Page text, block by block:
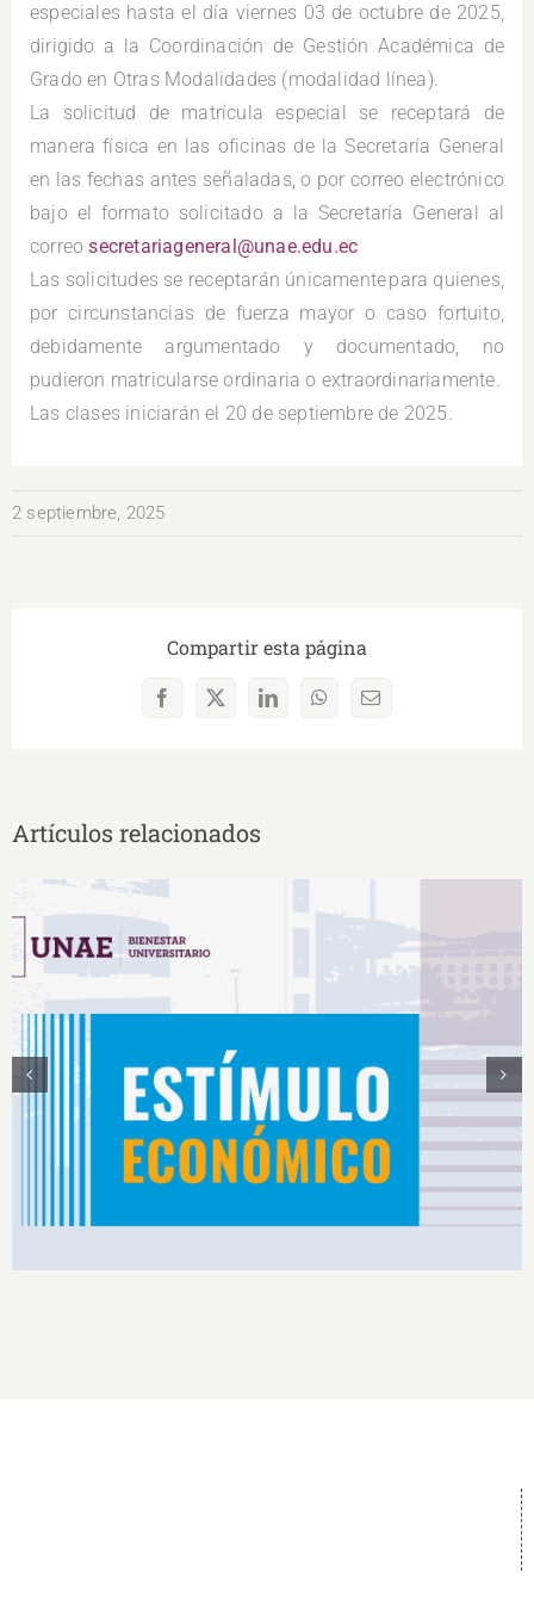
especiales hasta el día viernes 03 de octubre de 2025,
dirigido a la Coordinación de Gestión Académica de
Grado en Otras Modalidades (modalidad línea).
La solicitud de matrícula especial se receptará de
manera física en las oficinas de la Secretaría General
en las fechas antes señaladas, o por correo electrónico
bajo el formato solicitado a la Secretaría General al
correosecretariageneral@unae.edu.ec
Las solicitudes se receptarán únicamente para quienes,
por circunstancias de fuerza mayor o caso fortuito,
debidamente argumentado y documentado, no
pudieron matricularse ordinaria o extraordinariamente.
Las clases iniciarán el 20 de septiembre de 2025.
2 septiembre, 2025
Compartir esta página
Facebook
X LinkedInWhatsAppCorreo
Artículos relacionados
Estímulos Económicos para Deportistas de Alto
Rendimiento IS2026